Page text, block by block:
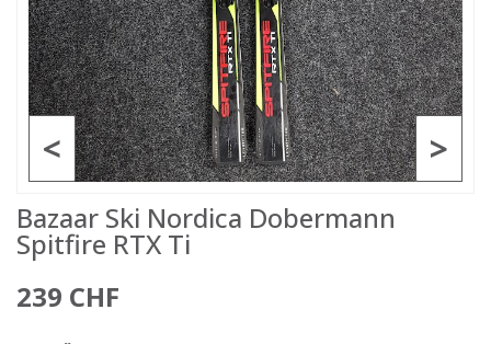
>
<
Bazaar Ski Nordica Dobermann
Spitfire RTX Ti
239 CHF